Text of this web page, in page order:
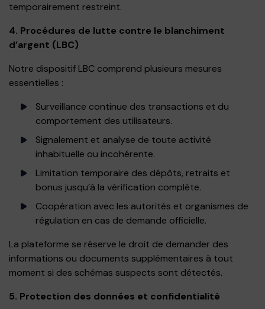
temporairement restreint.
4. Procédures de lutte contre le blanchiment
d’argent (LBC)
Notre dispositif LBC comprend plusieurs mesures
essentielles :
Surveillance continue des transactions et du
comportement des utilisateurs.
Signalement et analyse de toute activité
inhabituelle ou incohérente.
Limitation temporaire des dépôts, retraits et
bonus jusqu’à la vérification complète.
Coopération avec les autorités et organismes de
régulation en cas de demande officielle.
La plateforme se réserve le droit de demander des
informations ou documents supplémentaires à tout
moment si des schémas suspects sont détectés.
5. Protection des données et confidentialité